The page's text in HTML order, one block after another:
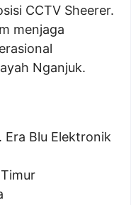
CCTV Sheerer.
menjaga
Nganjuk.
Era Blu Elektronik